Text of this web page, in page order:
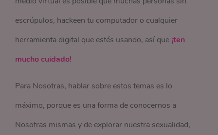
escrúpulos, hackeen tu computador o cualquier
herramienta digital que estés usando, así que ¡ten
mucho cuidado!
Para Nosotras, hablar sobre estos temas es lo
máximo, porque es una forma de conocernos a
Nosotras mismas y de explorar nuestra sexualidad,